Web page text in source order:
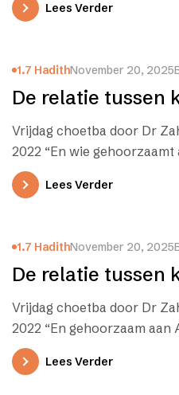
Lees Verder
1.7 HadithNovember 20, 2025
De relatie tussen
Vrijdag choetba door Dr
2022 “En wie
Lees Verder
1.7 HadithNovember 20, 2025
De relatie tussen
Vrijdag choetba door Dr
2022 “En gehoorzaam
Lees Verder